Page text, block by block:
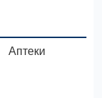
Аптеки